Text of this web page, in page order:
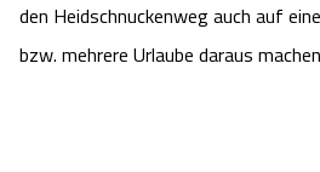
den Heidschnuckenweg auch auf
bzw. mehrere Urlaube daraus